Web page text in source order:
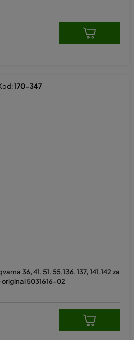
36, 41, 51, 55,136, 137, 141,142 za
original 5031616-02
170-347